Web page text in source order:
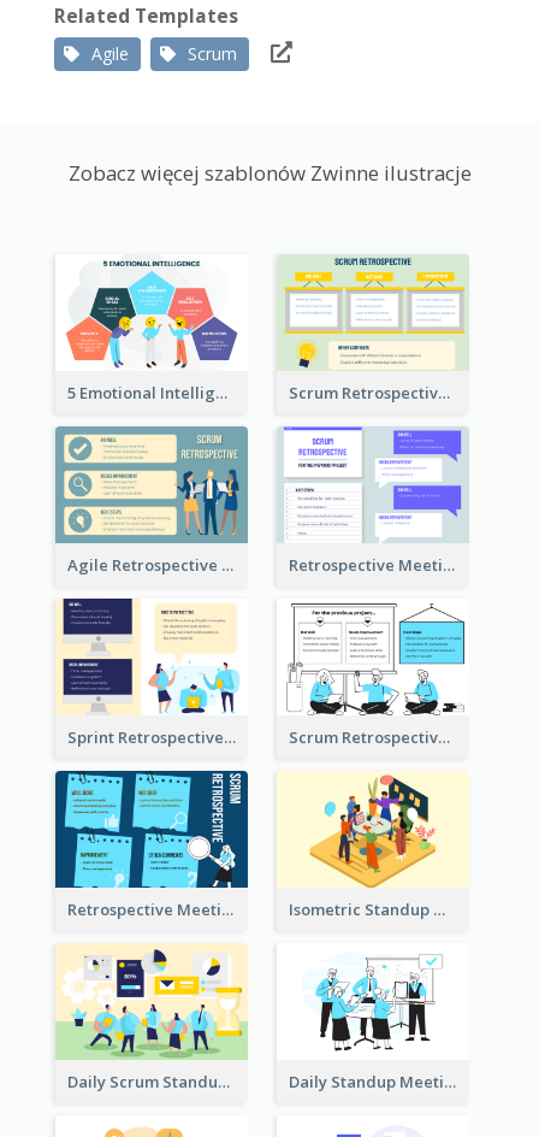
Related Templates
Agile Scrum
Zobacz więcej szablonów Zwinne ilustracje
5 Emotional Intelligence Illustration Scrum Retrospective Meeting Questions
Agile Retrospective Template Retrospective Meeting Questions
Sprint Retrospective Illustration Scrum Retrospective Meeting Illustration
Retrospective Meeting Ideas Isometric Standup Meeting Illustration
Daily Scrum Standup Meeting Illustration Daily Standup Meeting Illustration